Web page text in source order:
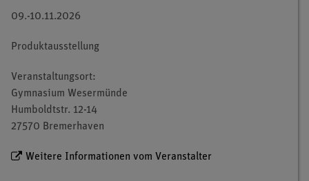
09.-10.11.2026
Produktausstellung
Veranstaltungsort:
Gymnasium Wesermünde
Humboldtstr. 12-14
27570 Bremerhaven
Weitere Informationen vom Veranstalter